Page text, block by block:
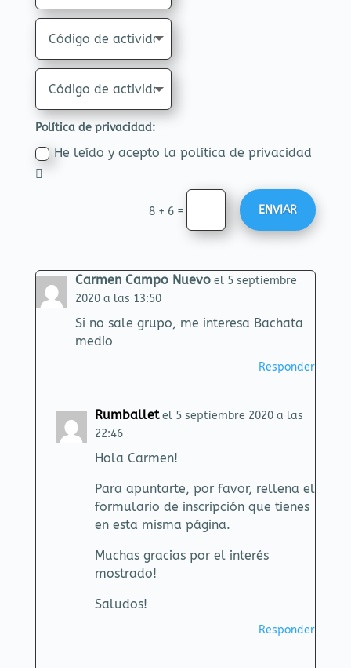
Política de privacidad:
He leído y acepto la política de privacidad
8 + 6 = ENVIAR
Carmen Campo Nuevo el 5 septiembre
2020 a las 13:50
Si no sale grupo, me interesa Bachata
medio
Responder
Rumballet el 5 septiembre 2020 a las
22:46
Hola Carmen!
Para apuntarte, por favor, rellena el
formulario de inscripción que tienes
en esta misma página.
Muchas gracias por el interés
mostrado!
Saludos!
Responder